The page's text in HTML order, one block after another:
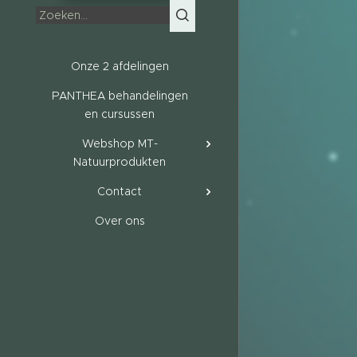
Onze 2 afdelingen
PANTHEA behandelingen
en cursussen
Webshop MT-
Natuurprodukten
Contact
Over ons